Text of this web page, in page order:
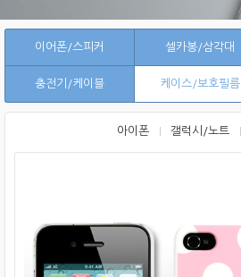
이어폰/스피커 셀카봉/삼각대
충전기/케이블 케이스/보호필름
아이폰 갤럭시/노트